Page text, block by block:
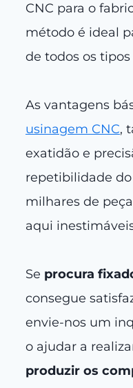
CNC para o
método é ideal
de todos os
As vantagens
usinagem CNC,
exatidão e
repetibilidade do
milhares de
aqui
Se procura
consegue
envie-nos um
o ajudar a
produzir os